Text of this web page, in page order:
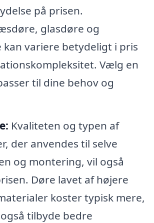
på prisen.
glasdøre og
variere betydeligt i pris
Vælg en
til dine behov og
Kvaliteten og typen af
der anvendes til selve
og montering, vil også
Døre lavet af højere
koster typisk mere,
tilbyde bedre